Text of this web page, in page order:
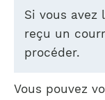
Si vous avez
reçu un
procéder.
Vous pouvez